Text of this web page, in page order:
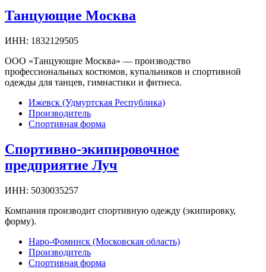
Танцующие Москва
ИНН: 1832129505
ООО «Танцующие Москва» — производство
профессиональных костюмов, купальников и спортивной
одежды для танцев, гимнастики и фитнеса.
Ижевск (Удмуртская Республика)
Производитель
Спортивная форма
Спортивно-экипировочное
предприятие Луч
ИНН: 5030035257
Компания производит спортивную одежду (экипировку,
форму).
Наро-Фоминск (Московская область)
Производитель
Спортивная форма